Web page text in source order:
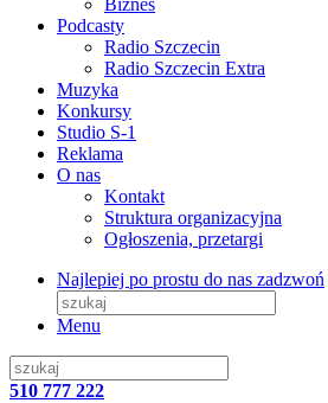
Biznes
Podcasty
Radio Szczecin
Radio Szczecin Extra
Muzyka
Konkursy
Studio S-1
Reklama
O nas
Kontakt
Struktura organizacyjna
Ogłoszenia, przetargi
Najlepiej po prostu do nas zadzwoń
Menu
510 777 222